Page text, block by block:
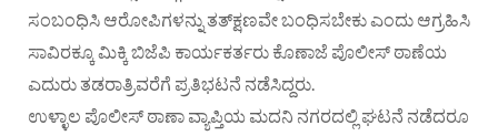
ಸಂಬಂಧಿಸಿ ಆರೋಪಿಗಳನ್ನು ತತ್‌ಕ್ಷಣವೇ ಬಂಧಿಸಬೇಕು ಎಂದು ಆಗ್ರಹಿಸಿ
ಸಾವಿರಕ್ಕೂ ಮಿಕ್ಕಿ ಬಿಜೆಪಿ ಕಾರ್ಯಕರ್ತರು ಕೊಣಾಜೆ ಪೊಲೀಸ್‌ ಠಾಣೆಯ
ಎದುರು ತಡರಾತ್ರಿವರೆಗೆ ಪ್ರತಿಭಟನೆ ನಡೆಸಿದ್ದರು.
ಉಳ್ಳಾಲ ಪೊಲೀಸ್‌ ಠಾಣಾ ವ್ಯಾಪ್ತಿಯ ಮದನಿ ನಗರದಲ್ಲಿ ಘಟನೆ ನಡೆದರೂ